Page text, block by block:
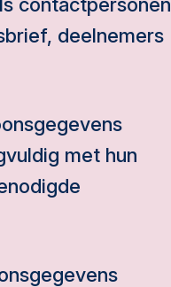
deelnemers
met hun